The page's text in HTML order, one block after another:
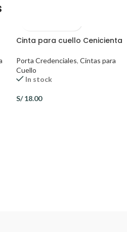
Cinta para cuello Cenicienta
Porta Credenciales, Cintas para
Cuello
In stock
S/18.00